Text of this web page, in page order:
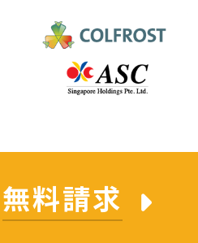
無料請求